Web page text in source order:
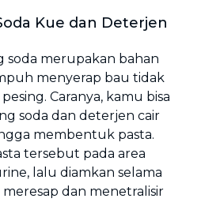
Kue dan Deterjen
soda merupakan bahan
menyerap bau tidak
Caranya, kamu bisa
soda dan deterjen cair
membentuk pasta.
tersebut pada area
lalu diamkan selama
dan menetralisir